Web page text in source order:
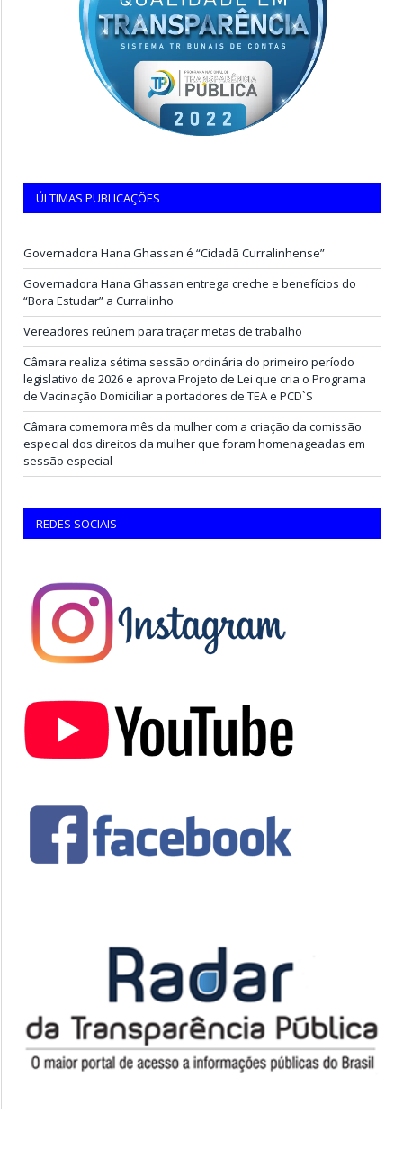
ÚLTIMAS PUBLICAÇÕES
Governadora Hana Ghassan é “Cidadã Curralinhense”
Governadora Hana Ghassan entrega creche e benefícios do
“Bora Estudar” a Curralinho
Vereadores reúnem para traçar metas de trabalho
Câmara realiza sétima sessão ordinária do primeiro período
legislativo de 2026 e aprova Projeto de Lei que cria o Programa
de Vacinação Domiciliar a portadores de TEA e PCD`S
Câmara comemora mês da mulher com a criação da comissão
especial dos direitos da mulher que foram homenageadas em
sessão especial
REDES SOCIAIS